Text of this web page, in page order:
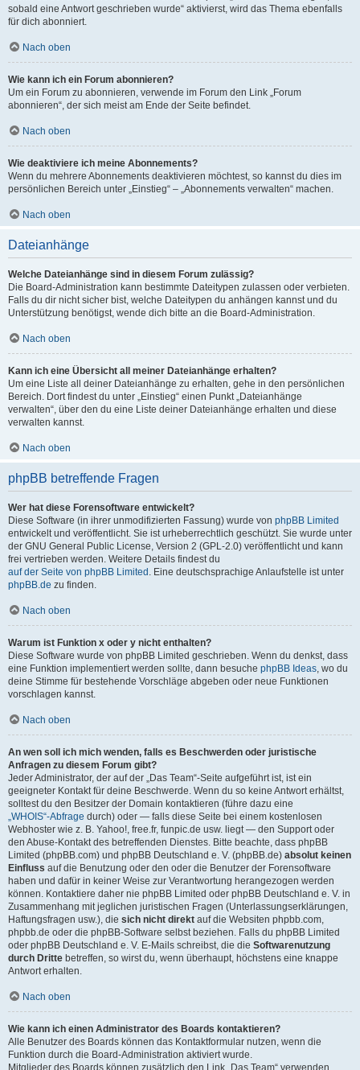
sobald eine Antwort geschrieben wurde“ aktivierst, wird das Thema ebenfalls
für dich abonniert.
Nach oben
Wie kann ich ein Forum abonnieren?
Um ein Forum zu abonnieren, verwende im Forum den Link „Forum
abonnieren“, der sich meist am Ende der Seite befindet.
Nach oben
Wie deaktiviere ich meine Abonnements?
Wenn du mehrere Abonnements deaktivieren möchtest, so kannst du dies im
persönlichen Bereich unter „Einstieg“ – „Abonnements verwalten“ machen.
Nach oben
Dateianhänge
Welche Dateianhänge sind in diesem Forum zulässig?
Die Board-Administration kann bestimmte Dateitypen zulassen oder verbieten.
Falls du dir nicht sicher bist, welche Dateitypen du anhängen kannst und du
Unterstützung benötigst, wende dich bitte an die Board-Administration.
Nach oben
Kann ich eine Übersicht all meiner Dateianhänge erhalten?
Um eine Liste all deiner Dateianhänge zu erhalten, gehe in den persönlichen
Bereich. Dort findest du unter „Einstieg“ einen Punkt „Dateianhänge
verwalten“, über den du eine Liste deiner Dateianhänge erhalten und diese
verwalten kannst.
Nach oben
phpBB betreffende Fragen
Wer hat diese Forensoftware entwickelt?
Diese Software (in ihrer unmodifizierten Fassung) wurde von phpBB Limited
entwickelt und veröffentlicht. Sie ist urheberrechtlich geschützt. Sie wurde unter
der GNU General Public License, Version 2 (GPL-2.0) veröffentlicht und kann
frei vertrieben werden. Weitere Details findest du
auf der Seite von phpBB Limited . Eine deutschsprachige Anlaufstelle ist unter
phpBB.de zu finden.
Nach oben
Warum ist Funktion x oder y nicht enthalten?
Diese Software wurde von phpBB Limited geschrieben. Wenn du denkst, dass
eine Funktion implementiert werden sollte, dann besuche phpBB Ideas, wo du
deine Stimme für bestehende Vorschläge abgeben oder neue Funktionen
vorschlagen kannst.
Nach oben
An wen soll ich mich wenden, falls es Beschwerden oder juristische
Anfragen zu diesem Forum gibt?
Jeder Administrator, der auf der „Das Team“-Seite aufgeführt ist, ist ein
geeigneter Kontakt für deine Beschwerde. Wenn du so keine Antwort erhältst,
solltest du den Besitzer der Domain kontaktieren (führe dazu eine
„WHOIS“-Abfrage durch) oder — falls diese Seite bei einem kostenlosen
Webhoster wie z. B. Yahoo!, free.fr, funpic.de usw. liegt — den Support oder
den Abuse-Kontakt des betreffenden Dienstes. Bitte beachte, dass phpBB
Limited (phpBB.com) und phpBB Deutschland e. V. (phpBB.de) absolut keinen
Einfluss auf die Benutzung oder den oder die Benutzer der Forensoftware
haben und dafür in keiner Weise zur Verantwortung herangezogen werden
können. Kontaktiere daher nie phpBB Limited oder phpBB Deutschland e. V. in
Zusammenhang mit jeglichen juristischen Fragen (Unterlassungserklärungen,
Haftungsfragen usw.), die sich nicht direkt auf die Websiten phpbb.com,
phpbb.de oder die phpBB-Software selbst beziehen. Falls du phpBB Limited
oder phpBB Deutschland e. V. E-Mails schreibst, die die Softwarenutzung
durch Dritte betreffen, so wirst du, wenn überhaupt, höchstens eine knappe
Antwort erhalten.
Nach oben
Wie kann ich einen Administrator des Boards kontaktieren?
Alle Benutzer des Boards können das Kontaktformular nutzen, wenn die
Funktion durch die Board-Administration aktiviert wurde.
Mitglieder des Boards können zusätzlich den Link „Das Team“ verwenden.